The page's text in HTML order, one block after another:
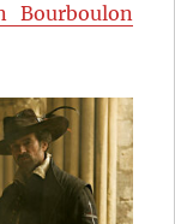
Bourboulon